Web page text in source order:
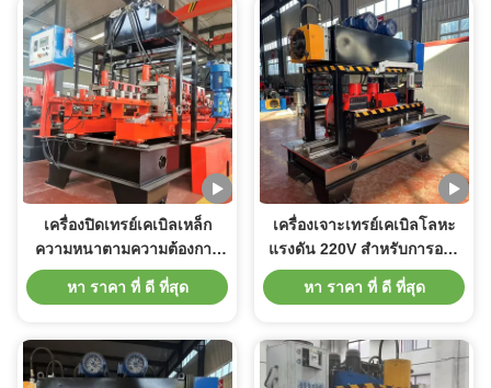
เครื่องปิดเทรย์เคเบิลเหล็ก
ความหนาตามความต้องการ
1-2 มม สําหรับการใช้งานใน
การก่อสร้าง
หา ราคา ที่ ดี ที่สุด
เครื่องเจาะเทรย์เคเบิลโลหะ
แรงดัน 220V สําหรับการออก
แบบเทรย์ที่หลากหลาย
หา ราคา ที่ ดี ที่สุด